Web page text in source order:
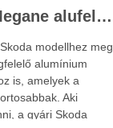
A Renault Megane alufelni 16 főbb paraméterei
modellhez meg
alumínium
is, amelyek a
Aki
a gyári Skoda